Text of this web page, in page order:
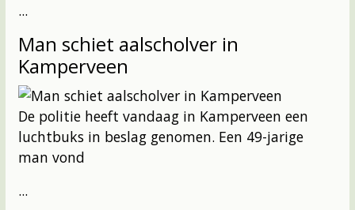
...
Man schiet aalscholver in
Kamperveen
De politie heeft vandaag in Kamperveen een
luchtbuks in beslag genomen. Een 49-jarige
man vond
...